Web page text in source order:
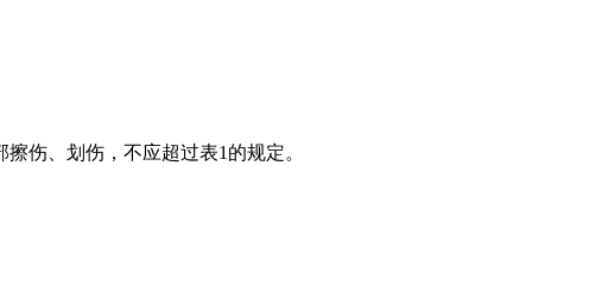
伤、划伤，不应超过表1的规定。